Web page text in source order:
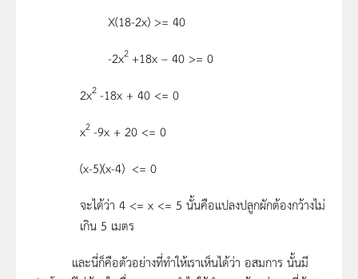
X(18-2x) >= 40
-2x2 +18x – 40 >= 0
2x2 -18x + 40 <= 0
x2 -9x + 20 <= 0
(x-5)(x-4) <= 0
จะได้ว่า 4 <= x <= 5 นั้นคือแปลงปลูกผักต้องกว้างไม่
เกิน 5 เมตร
และนี่ก็คือตัวอย่างที่ทำให้เราเห็นได้ว่า อสมการ นั้นมี